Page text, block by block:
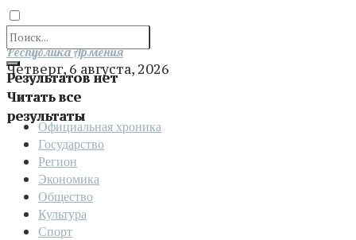
Результатов нет
Читать все
результаты
Отправить
Республика Армения
Четверг, 6 августа, 2026
Официальная хроника
Государство
Регион
Экономика
Общество
Культура
Спорт